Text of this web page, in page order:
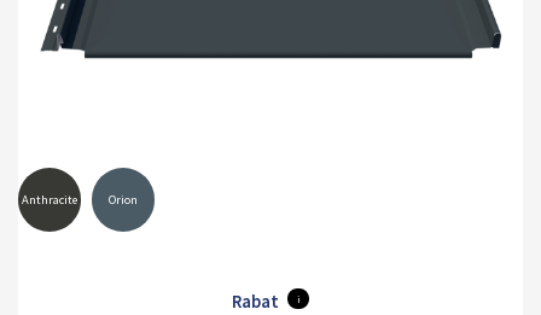
Anthracite Orion
Rabat i